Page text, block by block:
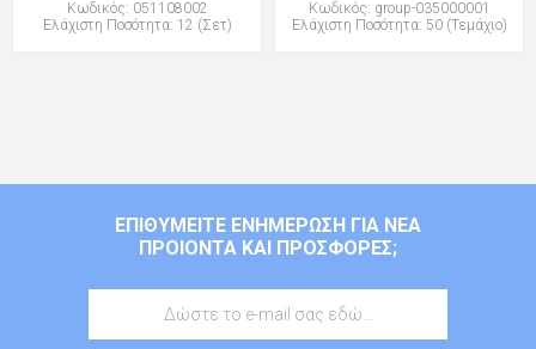
Κωδικός: 051108002
Ελάχιστη Ποσότητα: 12 (Σετ)
Κωδικός: group-035000001
Ελάχιστη Ποσότητα: 50 (Τεμάχιο)
ΕΠΙΘΥΜΕΊΤΕ ΕΝΗΜΈΡΩΣΗ ΓΙΑ ΝΈΑ
ΠΡΟΙΌΝΤΑ ΚΑΙ ΠΡΟΣΦΟΡΈΣ;